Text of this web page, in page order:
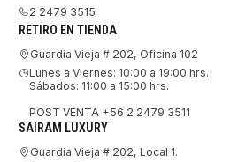
2 2479 3515
RETIRO EN TIENDA
Guardia Vieja # 202, Oficina 102
Lunes a Viernes: 10:00 a 19:00 hrs.
Sábados: 11:00 a 15:00 hrs.
POST VENTA +56 2 2479 3511
SAIRAM LUXURY
Guardia Vieja # 202, Local 1.